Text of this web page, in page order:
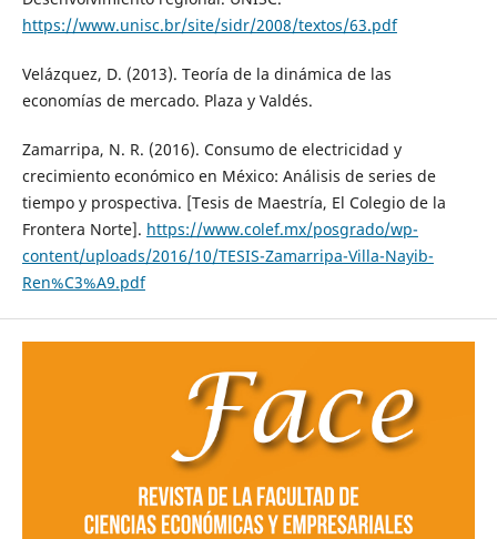
https://www.unisc.br/site/sidr/2008/textos/63.pdf
Velázquez, D. (2013). Teoría de la dinámica de las
economías de mercado. Plaza y Valdés.
Zamarripa, N. R. (2016). Consumo de electricidad y
crecimiento económico en México: Análisis de series de
tiempo y prospectiva. [Tesis de Maestría, El Colegio de la
Frontera Norte]. https://www.colef.mx/posgrado/wp-
content/uploads/2016/10/TESIS-Zamarripa-Villa-Nayib-
Ren%C3%A9.pdf